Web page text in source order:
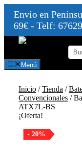
Envío en
69€ - Telf:
Saltar
contenido
Menú
Inicio /Tienda /
Convencionales /
ATX7L-BS
¡Oferta!
- 20%